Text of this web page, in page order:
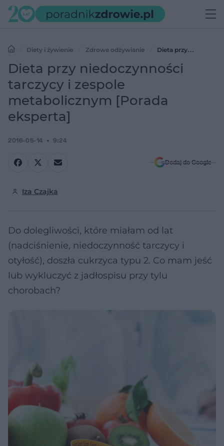
Diety i żywienie Zdrowe odżywianie
Dieta przy
niedoczynności tarczycy i zespole metabolicznym [Porada eksperta]
Dieta przy niedoczynności
tarczycy i zespole
metabolicznym [Porada
eksperta]
2016-05-14 9:24
Dodaj do Google
Iza Czajka
Do dolegliwości, które miałam od lat
(nadciśnienie, niedoczynność tarczycy i
otyłość), doszła cukrzyca typu 2. Co mam jeść
lub wykluczyć z jadłospisu przy tylu
chorobach?